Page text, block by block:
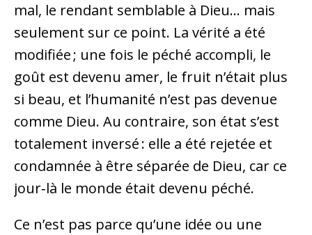
mal, le rendant semblable à Dieu… mais
seulement sur ce point. La vérité a été
modifiée ; une fois le péché accompli, le
goût est devenu amer, le fruit n’était plus
si beau, et l’humanité n’est pas devenue
comme Dieu. Au contraire, son état s’est
totalement inversé : elle a été rejetée et
condamnée à être séparée de Dieu, car ce
jour‑là le monde était devenu péché.
Ce n’est pas parce qu’une idée ou une